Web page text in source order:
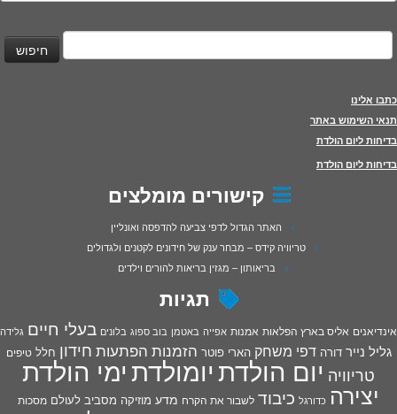
חיפוש:
כתבו אלינו
תנאי השימוש באתר
בדיחות ליום הולדת
בדיחות ליום הולדת
קישורים מומלצים
האתר הגדול לדפי צביעה להדפסה ואונליין
טריוויה קידס – מבחר ענק של חידונים לקטנים ולגדולים
בריאותון – מגזין בריאות להורים וילדים
תגיות
אינדיאנים אליס בארץ הפלאות אמנות אפייה באטמן בוב ספוג בלונים בעלי חיים גלידה
גליל נייר דורה דפי משחק הארי פוטר הזמנות הפתעות חידון חלל טיפים
טריוויה יום הולדתיומולדתימי הולדת
יצירה כדורגל כיבוד לשבור את הקרח מדע מוזיקה מסביב לעולם מסכות